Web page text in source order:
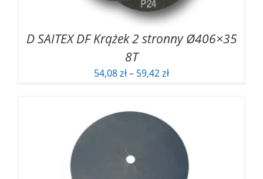
D SAITEX DF Krążek 2 stronny Ø406×35
8T
54,08zł– 59,42złZakres
do
59,42 zł